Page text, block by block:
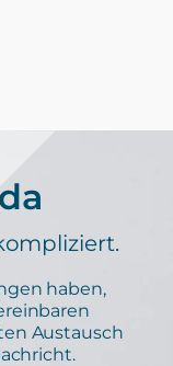
haben,
Austausch